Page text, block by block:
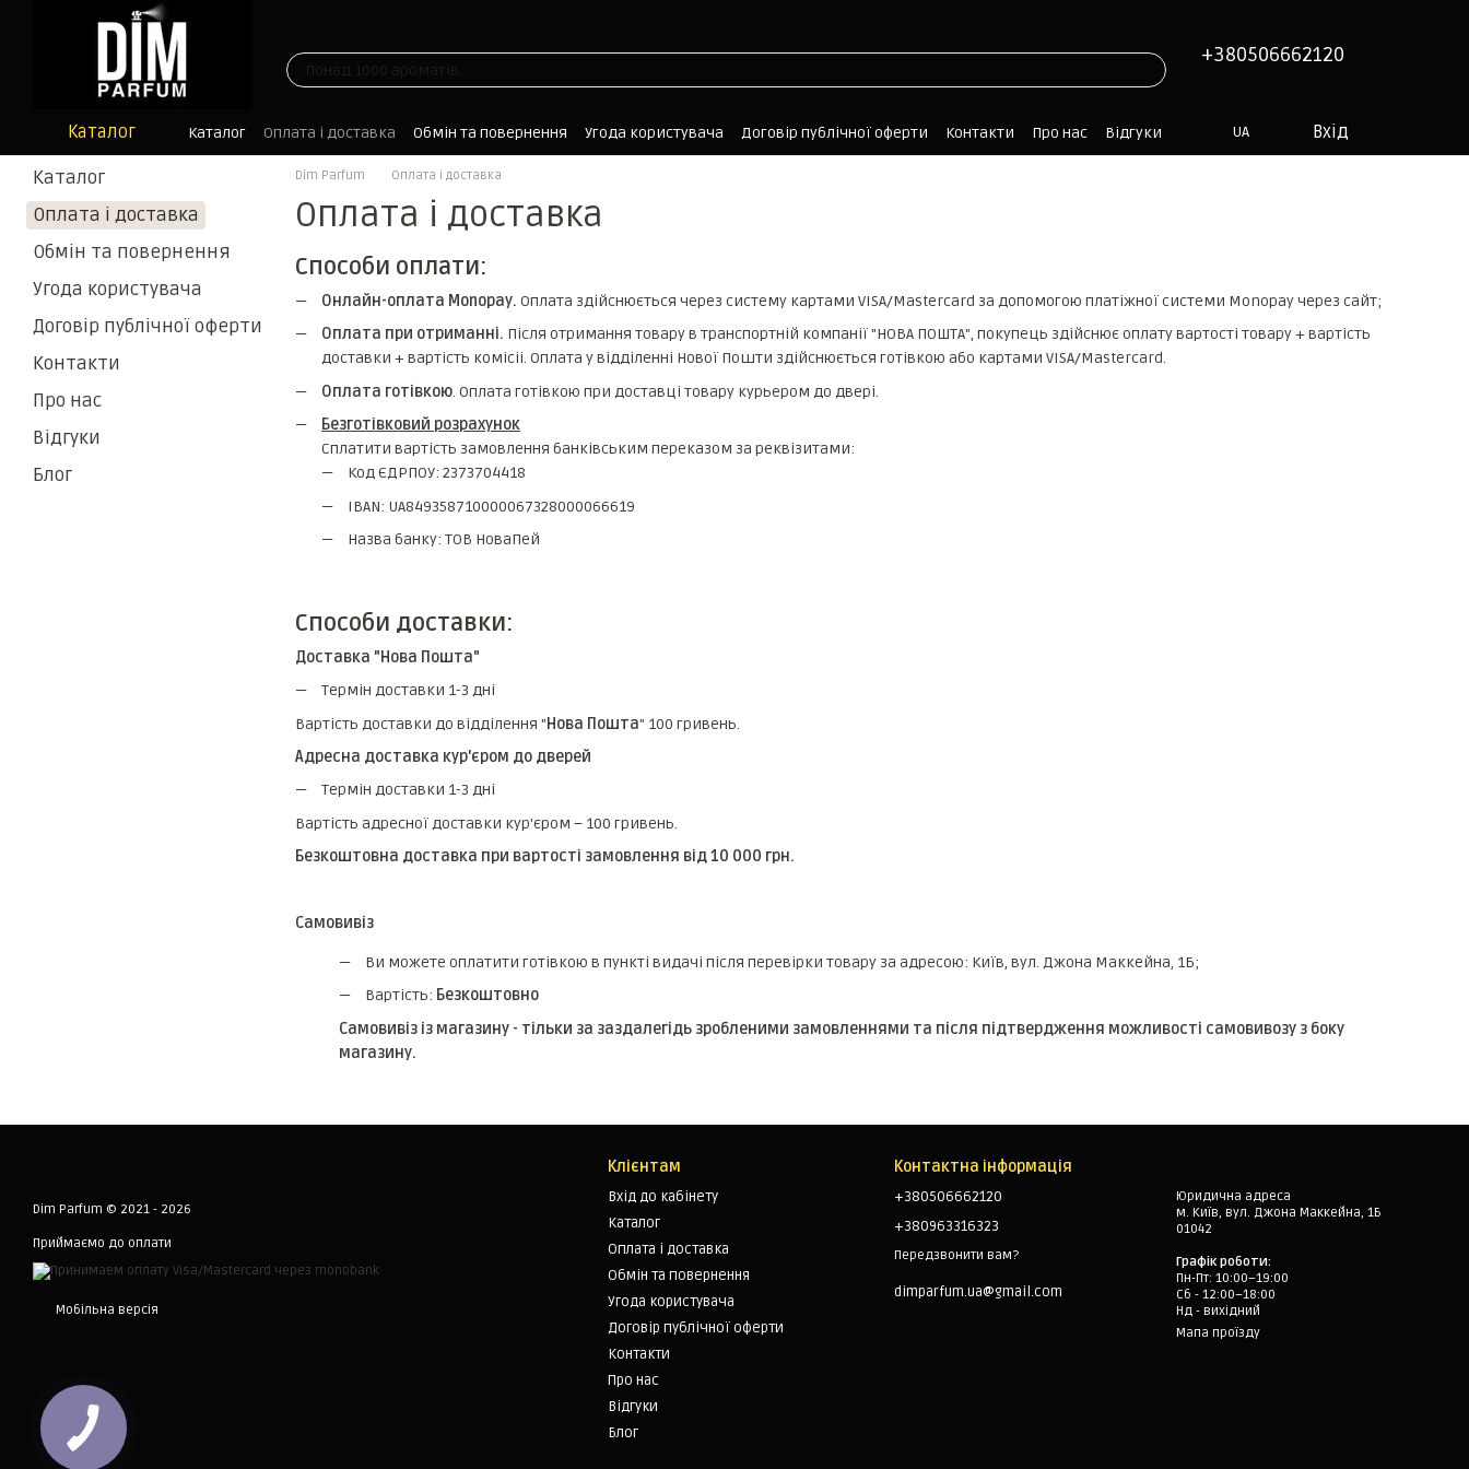
Перейти до основного контенту
+380506662120
Каталог Каталог Оплата і доставка Обмін та повернення Угода користувача Договір публічної оферти Контакти Про нас
Відгуки
Блог
UA Вхід
Dim Parfum Оплата і доставка
Оплата і доставка
Способи оплати:
Онлайн-оплата Monopay. Оплата здійснюється через систему картами VISA/Mastercard за допомогою платіжної системи Monopay через сайт;
Оплата при отриманні. Після отримання товару в транспортній компанії "НОВА ПОШТА", покупець здійснює оплату вартості товару + вартість
доставки + вартість комicii. Оплата у відділенні Нової Пошти здійснюється готівкою або картами VISA/Mastercard.
Оплата готівкою. Оплата готівкою при доставці товару курьером до двері.
Безготівковий розрахунок
Сплатити вартість замовлення банківським переказом за реквізитами:
Код ЄДРПОУ: 2373704418
IBAN: UA849358710000067328000066619
Назва банку: ТОВ НоваПей
Способи доставки:
Доставка "Нова Пошта"
Термін доставки 1-3 дні
Вартість доставки до відділення "Нова Пошта" 100 гривень.
Адресна доставка кур'єром до дверей
Термін доставки 1-3 дні
Вартість адресної доставки кур'єром – 100 гривень.
Безкоштовна доставка при вартості замовлення від 10 000 грн.
Самовивіз
Ви можете оплатити готівкою в пункті видачі після перевірки товару за адресою: Київ, вул. Джона Маккейна, 1Б;
Вартість: Безкоштовно
Самовивіз із магазину - тільки за заздалегідь зробленими замовленнями та після підтвердження можливості самовивозу з боку
магазину.
Каталог
Оплата і доставка
Обмін та повернення
Угода користувача
Договір публічної оферти
Контакти
Про нас
Відгуки
Блог
Dim Parfum © 2021 - 2026
Приймаємо до оплати
Мобільна версія
Клієнтам
Вхід до кабінету
Каталог
Оплата і доставка
Обмін та повернення
Угода користувача
Договір публічної оферти
Контакти
Про нас
Відгуки
Блог
Контактна інформація
+380506662120
+380963316323
Передзвонити вам?
dimparfum.ua@gmail.com
Юридична адреса
м. Київ, вул. Джона Маккейна, 1Б
01042
Графік роботи:
Пн-Пт: 10:00–19:00
Сб - 12:00–18:00
Нд - вихідний
Мапа проїзду